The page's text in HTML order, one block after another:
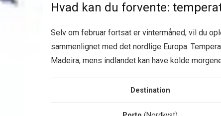
Hvad kan du forvente:
Selv om februar fortsat er vintermåned, vil du
sammenlignet med det nordlige Europa.
Madeira, mens indlandet kan have kolde
Destination